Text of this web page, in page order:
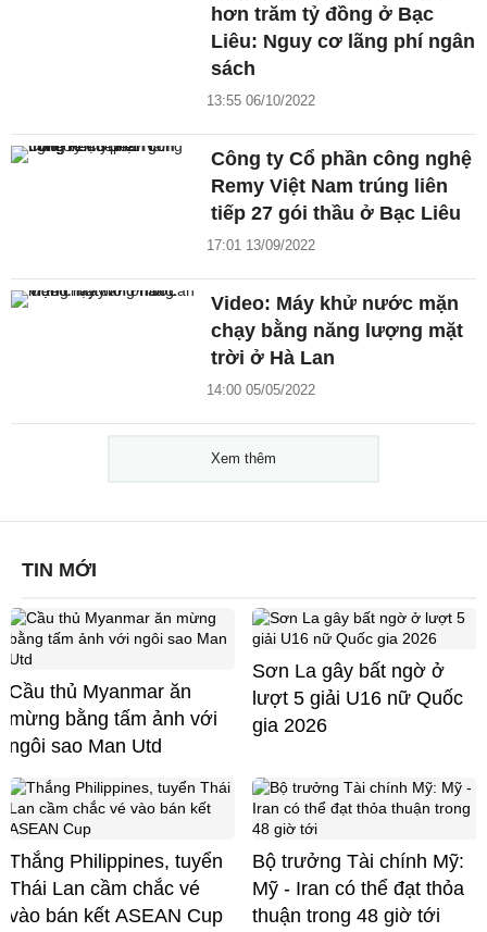
hơn trăm tỷ đồng ở Bạc
Liêu: Nguy cơ lãng phí ngân
sách
13:55 06/10/2022
Công ty Cổ phần công nghệ
Remy Việt Nam trúng liên
tiếp 27 gói thầu ở Bạc Liêu
17:01 13/09/2022
Video: Máy khử nước mặn
chạy bằng năng lượng mặt
trời ở Hà Lan
14:00 05/05/2022
Xem thêm
TIN MỚI
Cầu thủ Myanmar ăn
mừng bằng tấm ảnh với
ngôi sao Man Utd
Sơn La gây bất ngờ ở
lượt 5 giải U16 nữ Quốc
gia 2026
Thắng Philippines, tuyển
Thái Lan cầm chắc vé
vào bán kết ASEAN Cup
Bộ trưởng Tài chính Mỹ:
Mỹ - Iran có thể đạt thỏa
thuận trong 48 giờ tới